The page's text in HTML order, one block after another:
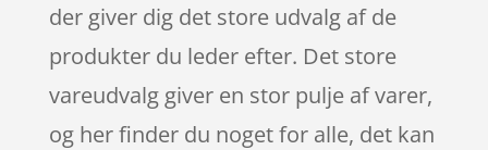
der giver dig det store udvalg af de
produkter du leder efter. Det store
vareudvalg giver en stor pulje af varer,
og her finder du noget for alle, det kan